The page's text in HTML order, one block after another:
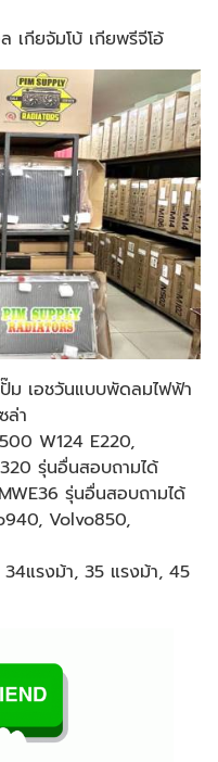
เกียจัมโบ้ เกียพรีจีโอ้
ม เอชวันแบบพัดลมไฟฟ้า
ล่า
W124 E220,
รุ่นอื่นสอบถามได้
รุ่นอื่นสอบถามได้
Volvo850,
34แรงม้า, 35 แรงม้า, 45